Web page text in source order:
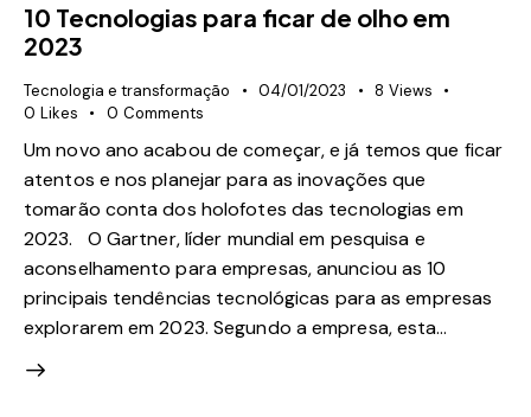
10 Tecnologias para ficar de olho em
2023
Tecnologia e transformação 04/01/2023 8 Views
0 Likes 0 Comments
Um novo ano acabou de começar, e já temos que ficar
atentos e nos planejar para as inovações que
tomarão conta dos holofotes das tecnologias em
2023. O Gartner, líder mundial em pesquisa e
aconselhamento para empresas, anunciou as 10
principais tendências tecnológicas para as empresas
explorarem em 2023. Segundo a empresa, esta…